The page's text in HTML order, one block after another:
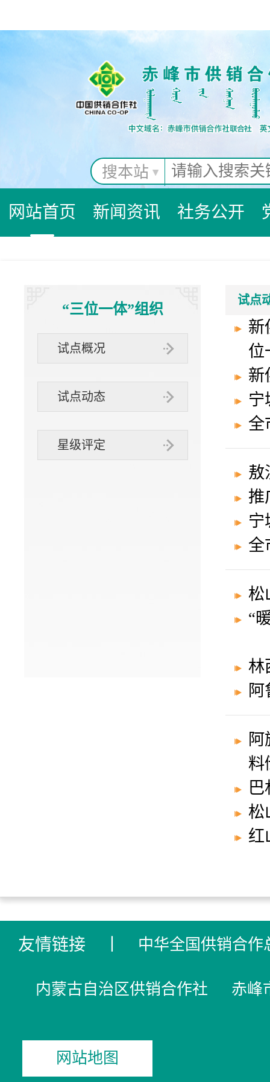
搜本站
网站首页 新闻资讯 社务公开
组织
互动交流
“三位一体”组织
试点概况
试点动态
星级评定
试点
新
位
新
宁
全
敖
推
宁
全
松
“
林
料
巴
松
红
友情链接 中华全国供销合作
内蒙古自治区供销合作社 赤峰
网站地图